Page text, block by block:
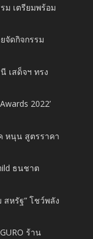
ม เตรียมพร้อม
จัดกิจกรรม
เสด็จฯ ทรง
2022’
หนุน สูตรราคา
ธนชาต
สหรัฐ” โชว์พลัง
ร้าน